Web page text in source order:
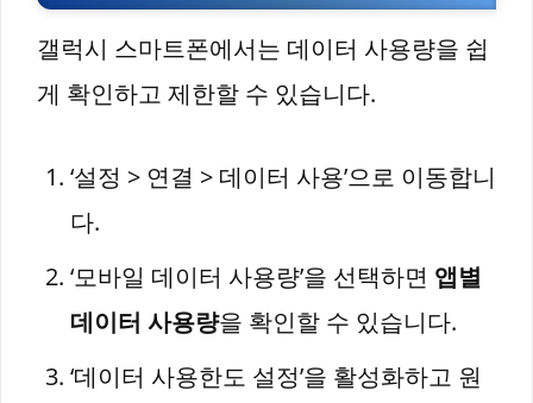
갤럭시 스마트폰에서는 데이터 사용량을 쉽
게 확인하고 제한할 수 있습니다.
‘설정 > 연결 > 데이터 사용’으로 이동합니
다.
‘모바일 데이터 사용량’을 선택하면 앱별
데이터 사용량을 확인할 수 있습니다.
‘데이터 사용한도 설정’을 활성화하고 원